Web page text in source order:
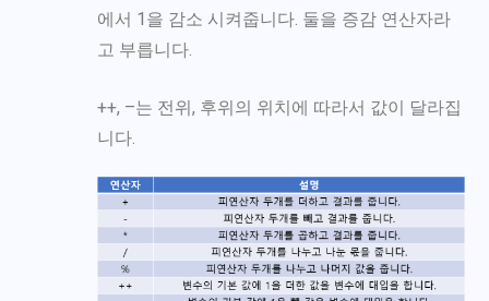
에서 1을 감소 시켜줍니다. 둘을 증감 연산자라
고 부릅니다.
++, –는 전위, 후위의 위치에 따라서 값이 달라집
니다.